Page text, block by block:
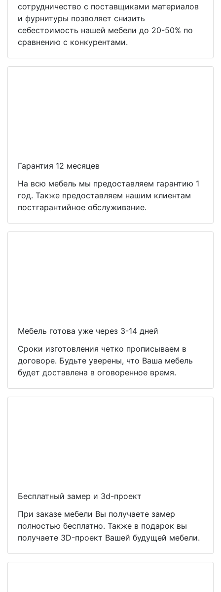
сотрудничество с поставщиками материалов
и фурнитуры позволяет снизить
себестоимость нашей мебели до 20-50% по
сравнению с конкурентами.
Гарантия 12 месяцев
На всю мебель мы предоставляем гарантию 1
год. Также предоставляем нашим клиентам
постгарантийное обслуживание.
Мебель готова уже через 3-14 дней
Сроки изготовления четко прописываем в
договоре. Будьте уверены, что Ваша мебель
будет доставлена в оговоренное время.
Бесплатный замер и 3d-проект
При заказе мебели Вы получаете замер
полностью бесплатно. Также в подарок вы
получаете 3D-проект Вашей будущей мебели.